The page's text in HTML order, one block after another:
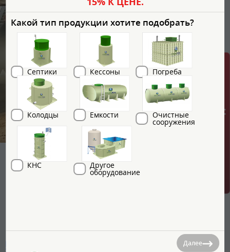
Я согласен с
Политикой хранения и обработки
персональных данныхиПолитикой
конфиденциальности
Мы на маркетплейсах:
ГРИНЛОС + скидка = 1 мин!
Какой тип продукции хотите подобрать?
Септики Кессоны Погреба
Колодцы Емкости Очистные
сооружения
КНС Другое
оборудование
Далее